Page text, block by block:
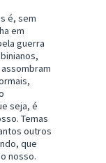
é, sem
em
guerra
seja, é
Temas
outros
que
nosso.